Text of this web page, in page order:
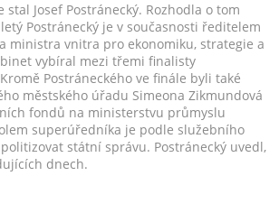
Josef Postránecký. Rozhodla o tom
Postránecký je v současnosti ředitelem
ministra vnitra pro ekonomiku, strategie a
vybíral mezi třemi finalisty
Postráneckého ve finále byli také
městského úřadu Simeona Zikmundová
fondů na ministerstvu průmyslu
superúředníka je podle služebního
státní správu. Postránecký uvedl,
dnech.